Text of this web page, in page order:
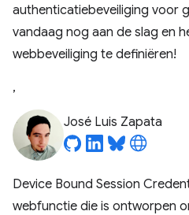
authenticatiebeveiliging voor
vandaag nog aan de slag en
webbeveiliging te definiëren!
,
José Luis Zapata
Device Bound Session
webfunctie die is ontworpen